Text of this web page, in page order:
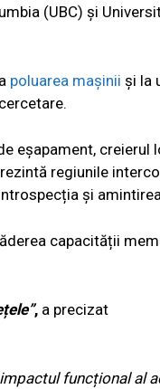
(UBC) și
poluarea mașinii și la
eșapament, creierul
regiunile
și
capacității
, a precizat
funcțional al